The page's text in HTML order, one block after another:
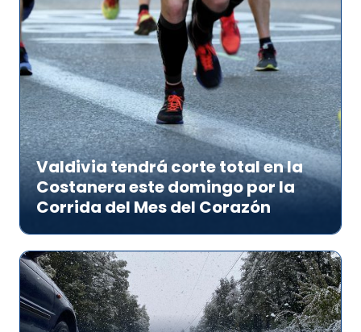
Valdivia tendrá corte total en la
Costanera este domingo por la
Corrida del Mes del Corazón